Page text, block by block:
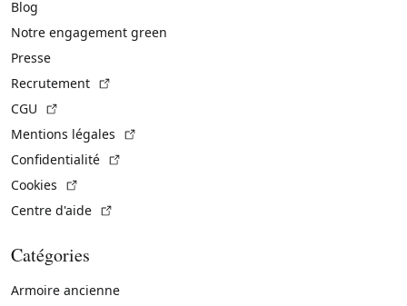
Blog
Notre engagement green
Presse
Recrutement
CGU
Mentions légales
Confidentialité
Cookies
Centre d'aide
Catégories
Armoire ancienne